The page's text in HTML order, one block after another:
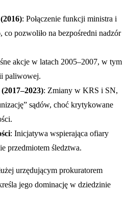
: Połączenie funkcji ministra i
co pozwoliło na bezpośredni nadzór
akcje w latach 2005–2007, w tym
paliwowej.
: Zmiany w KRS i SN,
sądów, choć krytykowane
: Inicjatywa wspierająca ofiary
przedmiotem śledztwa.
urzędującym prokuratorem
jego dominację w dziedzinie